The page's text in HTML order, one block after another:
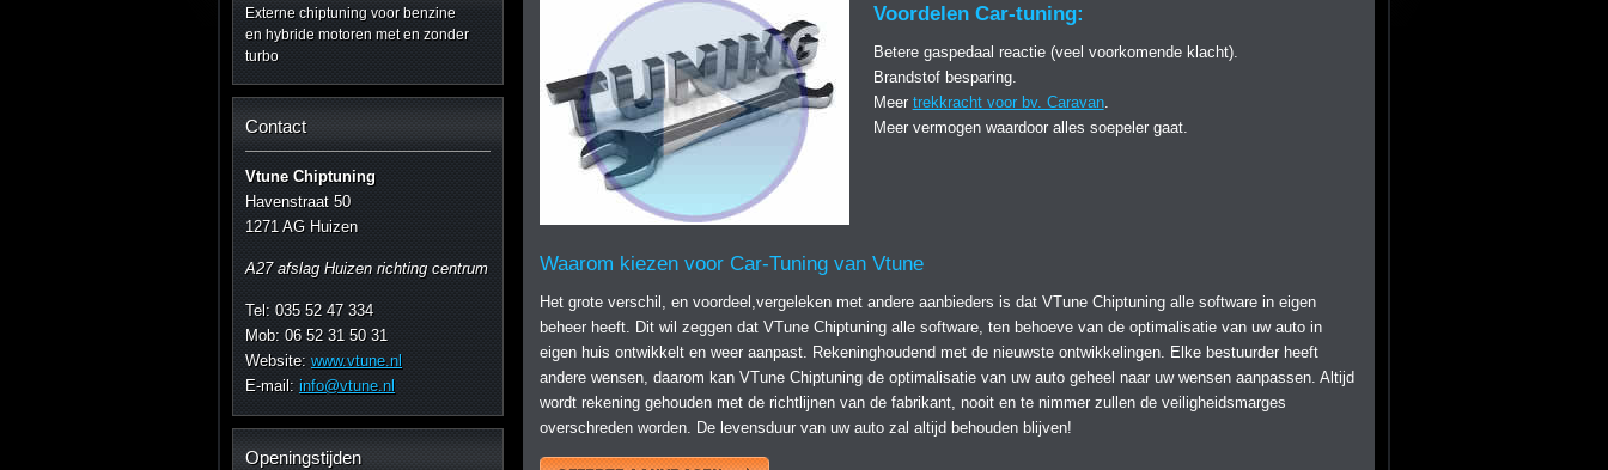
Externe chiptuning voor benzine
en hybride motoren met en zonder
turbo
Contact
Vtune Chiptuning
Havenstraat 50
1271 AG Huizen
A27 afslag Huizen richting centrum
Tel: 035 52 47 334
Mob: 06 52 31 50 31
Website: www.vtune.nl
E-mail: info@vtune.nl
Openingstijden
Voordelen Car-tuning:
Betere gaspedaal reactie (veel voorkomende klacht).
Brandstof besparing.
Meer trekkracht voor bv. Caravan.
Meer vermogen waardoor alles soepeler gaat.
Waarom kiezen voor Car-Tuning van Vtune
Het grote verschil, en voordeel,vergeleken met andere aanbieders is dat VTune Chiptuning alle software in eigen
beheer heeft. Dit wil zeggen dat VTune Chiptuning alle software, ten behoeve van de optimalisatie van uw auto in
eigen huis ontwikkelt en weer aanpast. Rekeninghoudend met de nieuwste ontwikkelingen. Elke bestuurder heeft
andere wensen, daarom kan VTune Chiptuning de optimalisatie van uw auto geheel naar uw wensen aanpassen. Altijd
wordt rekening gehouden met de richtlijnen van de fabrikant, nooit en te nimmer zullen de veiligheidsmarges
overschreden worden. De levensduur van uw auto zal altijd behouden blijven!